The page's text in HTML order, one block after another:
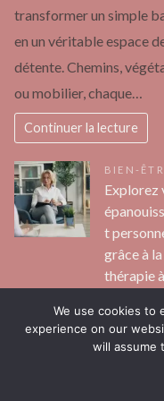
transformer un simple
en un véritable espace
détente. Chemins,
ou mobilier, chaque…
Continuer la lecture
BIEN-
Explorez
t
grâce à la
thérapie à
À Toulouse, la quête de
We use cookies to
experience on our
will assume